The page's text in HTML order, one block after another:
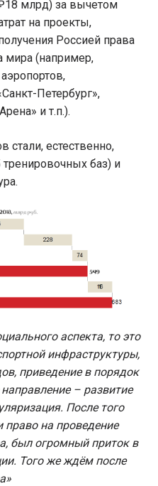
млрд) за вычетом
на проекты,
Россией права
мира (например,
Петербург»,
и т.п.).
стали, естественно,
баз) и
аспекта, то это
инфраструктуры,
приведение в порядок
– развитие
После того
на проведение
был огромный приток в
Того же ждём после